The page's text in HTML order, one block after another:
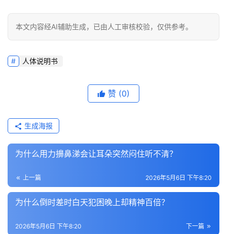
本文内容经AI辅助生成，已由人工审核校验，仅供参考。
人体说明书
赞 (0)
生成海报
为什么用力擤鼻涕会让耳朵突然闷住听不清？
上一篇 2026年5月6日 下午8:20
为什么倒时差时白天犯困晚上却精神百倍？
下一篇
2026年5月6日 下午8:20